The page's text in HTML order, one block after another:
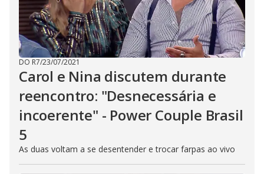
DO R7/23/07/2021
Carol e Nina discutem durante
reencontro: "Desnecessária e
incoerente" - Power Couple Brasil
5
As duas voltam a se desentender e trocar farpas ao vivo